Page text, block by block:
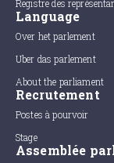
Registre des
Language
Over het parlement
Uber das parlement
About the parliament
Recrutement
Postes à pourvoir
Stage
Assemblée